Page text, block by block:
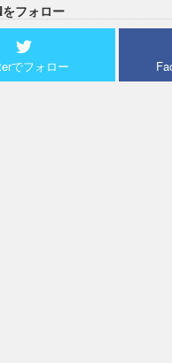
フォロー
でフォロー